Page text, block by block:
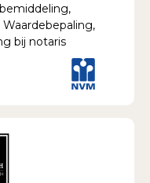
bij notaris